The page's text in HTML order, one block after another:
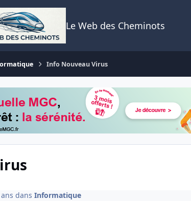
Le Web des Cheminots
Info Nouveau Virus
dans Informatique